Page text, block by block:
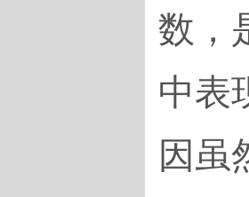
数，
中表
因虽